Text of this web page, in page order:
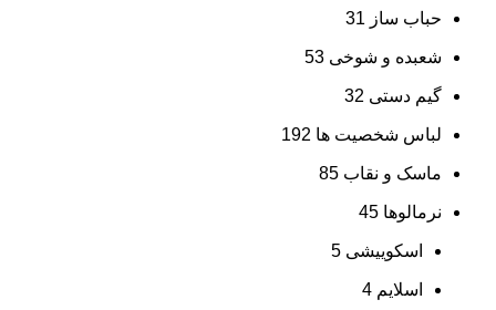
حباب ساز 31
شعبده و شوخی 53
گیم دستی 32
لباس شخصیت ها 192
ماسک و نقاب 85
نرمالوها 45
اسکوییشی 5
اسلایم 4